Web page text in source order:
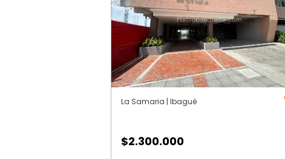
La Samaria | Ibagué
$2.300.000